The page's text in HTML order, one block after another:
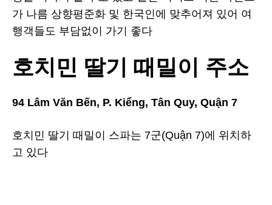
가 나름 상향평준화 및 한국인에 맞추어져 있어 여
행객들도 부담없이 가기 좋다
호치민 딸기 때밀이 주소
94 Lâm Văn Bến, P. Kiểng, Tân Quy, Quận 7
호치민 딸기 때밀이 스파는 7군(Quận 7)에 위치하
고 있다